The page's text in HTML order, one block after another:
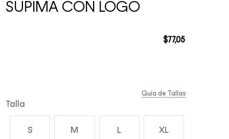
SUPIMA CON LOGO
$77,05
Talla
S M L XL
Guía de Tallas